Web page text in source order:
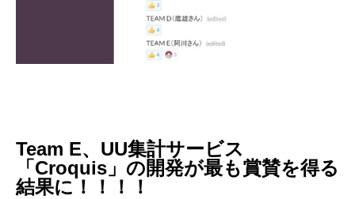
Team E、UU集計サービス
「Croquis」の開発が最も賞賛を得る
結果に！！！！